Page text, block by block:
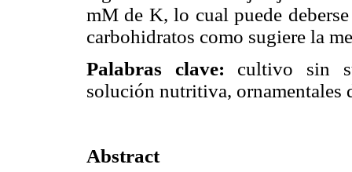
mM de K, lo cual puede
carbohidratos como sugiere la
Palabras clave: cultivo sin
solución nutritiva, ornamentales
Abstract